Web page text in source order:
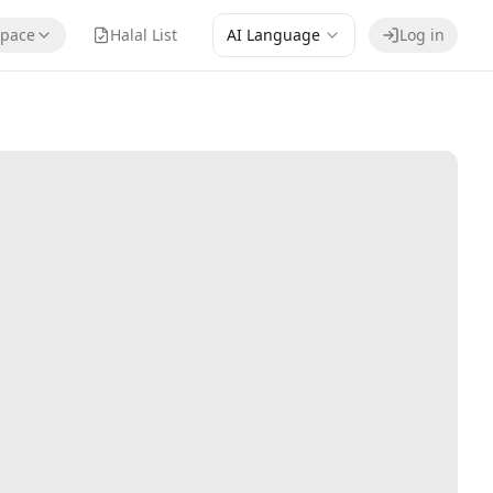
Halal List AI Language Log in